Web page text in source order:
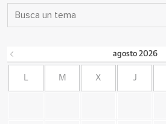
agosto 2026
L M X J